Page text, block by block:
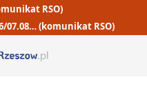
RSO)
07.08… (komunikat RSO)